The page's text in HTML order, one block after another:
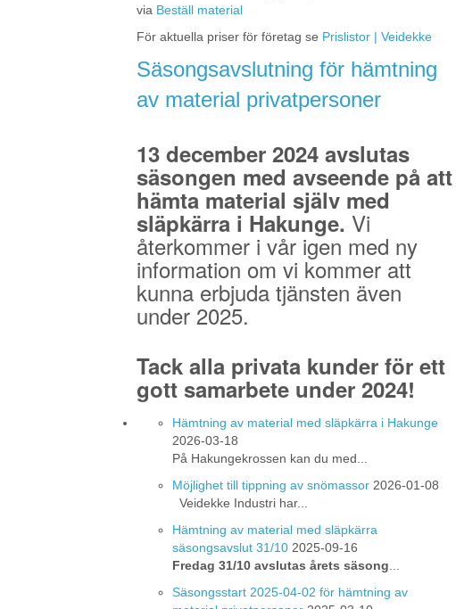
via Beställ material
För aktuella priser för företag se Prislistor | Veidekke
Säsongsavslutning för hämtning
av material privatpersoner
13 december 2024 avslutas
säsongen med avseende på att
hämta material själv med
släpkärra i Hakunge. Vi
återkommer i vår igen med ny
information om vi kommer att
kunna erbjuda tjänsten även
under 2025.
Tack alla privata kunder för ett
gott samarbete under 2024!
Hämtning av material med släpkärra i Hakunge
2026-03-18
På Hakungekrossen kan du med...
Möjlighet till tippning av snömassor 2026-01-08
Veidekke Industri har...
Hämtning av material med släpkärra
säsongsavslut 31/10 2025-09-16
Fredag 31/10 avslutas årets säsong
Säsongsstart 2025-04-02 för hämtning av